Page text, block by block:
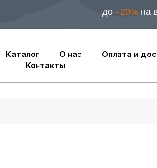
до - 20% на
Каталог О нас Оплата и
Контакты